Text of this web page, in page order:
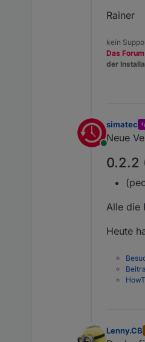
Rainer
kein
Das
der
Online
simatec
Neue
0.2.2
Alle die
Heute
Lenny.CB